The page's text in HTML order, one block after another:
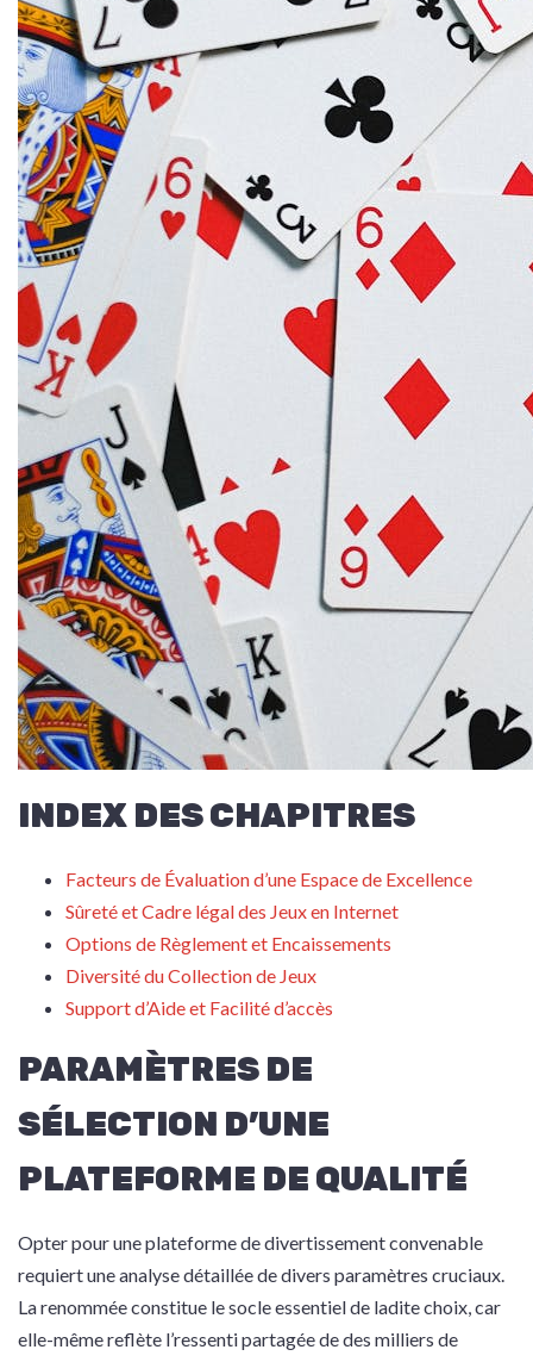
INDEX DES CHAPITRES
Facteurs de Évaluation d’une Espace de Excellence
Sûreté et Cadre légal des Jeux en Internet
Options de Règlement et Encaissements
Diversité du Collection de Jeux
Support d’Aide et Facilité d’accès
PARAMÈTRES DE
SÉLECTION D’UNE
PLATEFORME DE QUALITÉ
Opter pour une plateforme de divertissement convenable
requiert une analyse détaillée de divers paramètres cruciaux.
La renommée constitue le socle essentiel de ladite choix, car
elle-même reflète l’ressenti partagée de des milliers de